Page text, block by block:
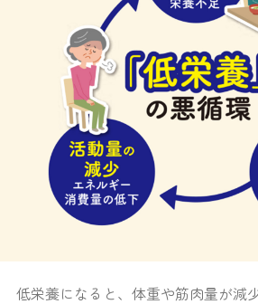
低栄養になると、体重や筋肉量が減